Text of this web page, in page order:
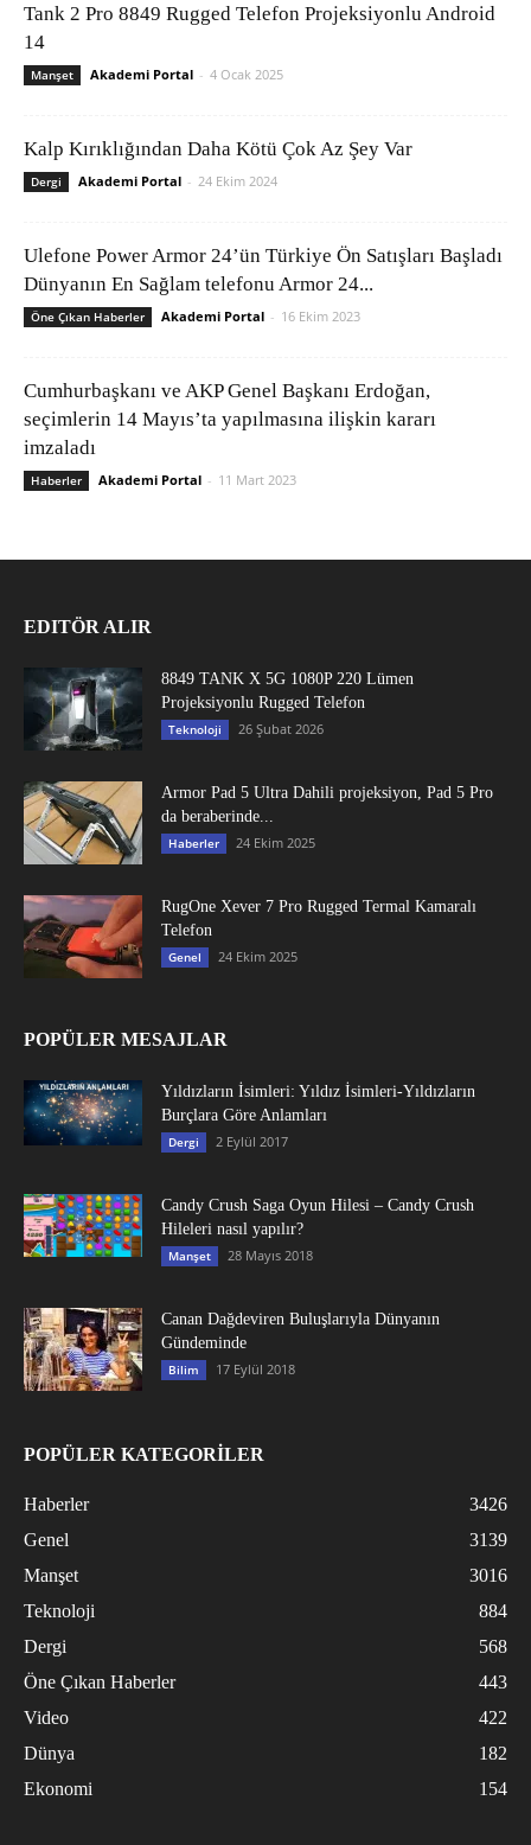
Tank 2 Pro 8849 Rugged Telefon Projeksiyonlu Android
14
Manşet Akademi Portal - 4 Ocak 2025
Kalp Kırıklığından Daha Kötü Çok Az Şey Var
Dergi Akademi Portal - 24 Ekim 2024
Ulefone Power Armor 24’ün Türkiye Ön Satışları Başladı
Dünyanın En Sağlam telefonu Armor 24...
Öne Çıkan Haberler Akademi Portal - 16 Ekim 2023
Cumhurbaşkanı ve AKP Genel Başkanı Erdoğan,
seçimlerin 14 Mayıs’ta yapılmasına ilişkin kararı
imzaladı
Haberler Akademi Portal - 11 Mart 2023
EDITÖR ALIR
8849 TANK X 5G 1080P 220 Lümen
Projeksiyonlu Rugged Telefon
Teknoloji 26 Şubat 2026
Armor Pad 5 Ultra Dahili projeksiyon, Pad 5 Pro
da beraberinde...
Haberler 24 Ekim 2025
RugOne Xever 7 Pro Rugged Termal Kamaralı
Telefon
Genel 24 Ekim 2025
POPÜLER MESAJLAR
Yıldızların İsimleri: Yıldız İsimleri-Yıldızların
Burçlara Göre Anlamları
Dergi 2 Eylül 2017
Candy Crush Saga Oyun Hilesi – Candy Crush
Hileleri nasıl yapılır?
Manşet 28 Mayıs 2018
Canan Dağdeviren Buluşlarıyla Dünyanın
Gündeminde
Bilim 17 Eylül 2018
POPÜLER KATEGORİLER
Haberler
3426
Genel
3139
Manşet
3016
Teknoloji
884
Dergi
568
Öne Çıkan Haberler
443
Video
422
Dünya
182
Ekonomi
154